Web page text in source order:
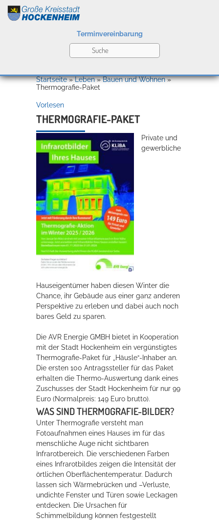
Kultur
Bildung
Wirtschaft
Rathaus
Terminvereinbarung
Willkommen in Hockenheim
Konzerte, Tagungen und vieles mehr
Die Stadthalle Hockenheim bietet den perfekten Standort für Events
mehr dazu...
Erleben in Hockenheim
Spaß unter prickelnden Wasserfällen, das rauschende Meer im
Wellenbecken oder doch lieber die pure Entspannung auf der
Sprudelliege im Solebecken?
Startseite»Leben»Bauen und Wohnen»
Thermografie-Paket
Vorlesen
THERMOGRAFIE-PAKET
Private und
gewerbliche
Hauseigentümer haben diesen Winter die
Chance, ihr Gebäude aus einer ganz anderen
Perspektive zu erleben und dabei auch noch
bares Geld zu sparen.
Die AVR Energie GMBH bietet in Kooperation
mit der Stadt Hockenheim ein vergünstigtes
Thermografie-Paket für „Häusle“-Inhaber an.
Die ersten 100 Antragssteller für das Paket
erhalten die Thermo-Auswertung dank eines
Zuschusses der Stadt Hockenheim für nur 99
Euro (Normalpreis: 149 Euro brutto).
WAS SIND THERMOGRAFIE-BILDER?
Unter Thermografie versteht man
Fotoaufnahmen eines Hauses im für das
menschliche Auge nicht sichtbaren
Infrarotbereich. Die verschiedenen Farben
eines Infrarotbildes zeigen die Intensität der
örtlichen Oberflächentemperatur. Dadurch
lassen sich Wärmebrücken und –Verluste,
undichte Fenster und Türen sowie Leckagen
entdecken. Die Ursachen für
Schimmelbildung können festgestellt